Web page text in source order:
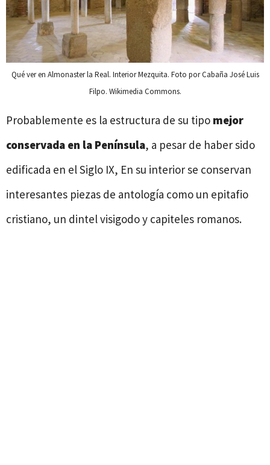
Qué ver en Almonaster la Real. Interior Mezquita. Foto por Cabaña José Luis
Filpo. Wikimedia Commons.
Probablemente es la estructura de su tipo mejor
conservada en la Península, a pesar de haber sido
edificada en el Siglo IX, En su interior se conservan
interesantes piezas de antología como un epitafio
cristiano, un dintel visigodo y capiteles romanos.